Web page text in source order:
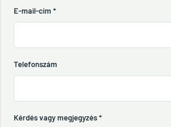
E-mail-cím *
Telefonszám
Kérdés vagy megjegyzés*